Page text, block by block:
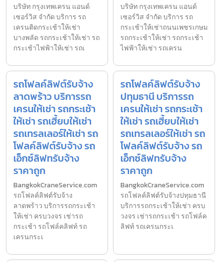
บริษัท กรุงเทพเครน แอนด์
เซอร์วิส จำกัด บริการ รถ
เครนติดกระเช้าให้เช่า
บางพลัด รถกระเช้าให้เช่า รถ
กระเช้าไฟฟ้าให้เช่า รถเ
บริษัท กรุงเทพเครน แอนด์
เซอร์วิส จำกัด บริการ รถ
กระเช้าให้เช่าถนนเพชรเกษม
รถกระเช้าให้เช่า รถกระเช้า
ไฟฟ้าให้เช่า รถเครน
รถโฟลค์ลิฟต์รับจ้าง
ลาดพร้าว บริการรถ
เครนให้เช่า รถกระเช้า
ให้เช่า รถเฮี้ยบให้เช่า
รถเทรลเลอร์ให้เช่า รถ
โฟลค์ลิฟต์รับจ้าง รถ
เอ็กซ์ลิฟทรับจ้าง
ราคาถูก
BangkokCraneService.com
รถโฟลค์ลิฟต์รับจ้าง
ลาดพร้าว บริการรถกระเช้า
ให้เช่า ครบวงจร เช่ารถ
กระเช้า รถโฟล์คลิฟท์ รถ
เครนกระเ
รถโฟลค์ลิฟต์รับจ้าง
ปทุมธานี บริการรถ
เครนให้เช่า รถกระเช้า
ให้เช่า รถเฮี้ยบให้เช่า
รถเทรลเลอร์ให้เช่า รถ
โฟลค์ลิฟต์รับจ้าง รถ
เอ็กซ์ลิฟทรับจ้าง
ราคาถูก
BangkokCraneService.com
รถโฟลค์ลิฟต์รับจ้างปทุมธานี
บริการรถกระเช้าให้เช่า ครบ
วงจร เช่ารถกระเช้า รถโฟล์ค
ลิฟท์ รถเครนกระเ